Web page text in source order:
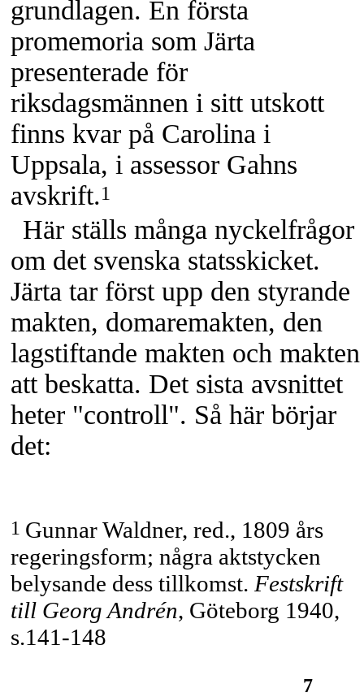
grundlagen. En första
promemoria som Järta
presenterade för
riksdagsmännen i sitt utskott
finns kvar på Carolina i
Uppsala, i assessor Gahns
avskrift.1
Här ställs många nyckelfrågor
om det svenska statsskicket.
Järta tar först upp den styrande
makten, domaremakten, den
lagstiftande makten och makten
att beskatta. Det sista avsnittet
heter "controll". Så här börjar
det:
1 Gunnar Waldner, red., 1809 års
regeringsform; några aktstycken
belysande dess tillkomst. Festskrift
till Georg Andrén, Göteborg 1940,
s.141-148
7